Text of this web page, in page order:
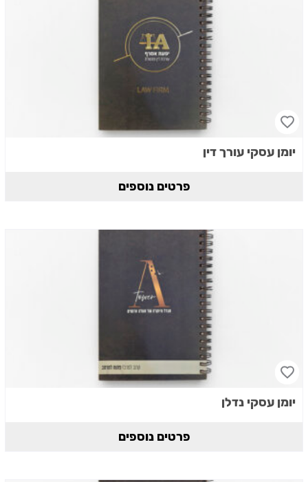
יומן עסקי עורך דין
פרטים נוספים
יומן עסקי נדלן
פרטים נוספים